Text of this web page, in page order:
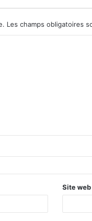
Les champs obligatoires
Site web